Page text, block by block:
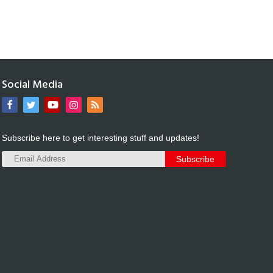
Social Media
Subscribe here to get interesting stuff and updates!